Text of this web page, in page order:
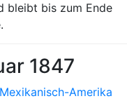
bleibt bis zum Ende
1847
Mexikanisch-Amerika